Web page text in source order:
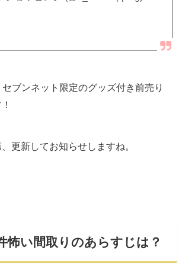
ブンネット限定のグッズ付き前売り
更新してお知らせしますね。
怖い間取りのあらすじは？